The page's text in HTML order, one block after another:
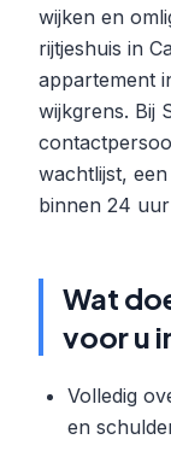
wijken en
rijtjeshuis in
appartement
wijkgrens. Bij
wachtlijst,
binnen 24
Wat
voor u
Volledig
en